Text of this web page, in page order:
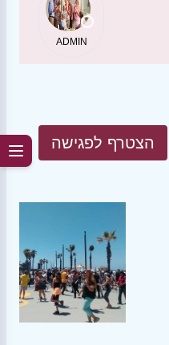
ADMIN
הצטרף לפגישה